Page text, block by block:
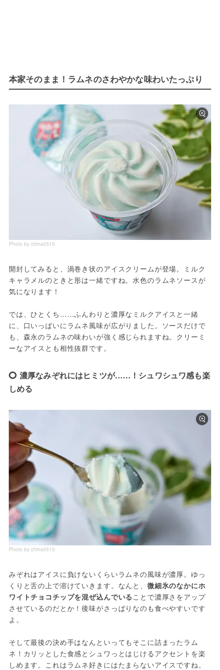
本家そのまま！ラムネのさわやかな味わいたっぷり
Photo by china0515
開封してみると、渦巻き状のアイスクリームが登場。ミルク
キャラメルのときと形は一緒ですね。水色のラムネソースが
気になります！
では、ひとくち……ふんわりと濃厚なミルクアイスと一緒
に、口いっぱいにラムネ風味が広がりました。ソースだけで
も、森永のラムネの味わいが強く感じられますね。クリーミ
ーなアイスとも相性抜群です。
濃厚なみぞれにはヒミツが……！シュワシュワ感も楽
しめる
Photo by china0515
みぞれはアイスに負けないくらいラムネの風味が濃厚。ゆっ
くりと舌の上で溶けていきます。なんと、 微細氷のなかにホ
ワイトチョコチップを混ぜ込んでいる ことで濃厚さをアップ
させているのだとか！後味がさっぱりなのも食べやすいです
よ。
そして最後の決め手はなんといってもそこに詰まったラム
ネ！カリッとした食感とシュワっとはじけるアクセントを楽
しめます。これはラムネ好きにはたまらないアイスですね。